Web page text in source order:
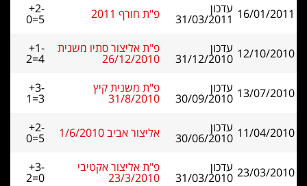
16/01/2011 עדכון
31/03/2011 פ"ת חורף 2011 +2-
0=5
12/10/2010 עדכון
31/12/2010
פ"ת אליצור סתיו משנית
26/12/2010
+1-
2=4
13/07/2010 עדכון
30/09/2010
פ"ת משנית קיץ
31/8/2010
+3-
1=3
11/04/2010 עדכון
30/06/2010 אליצור אביב 1/6/2010 +2-
0=5
23/03/2010 עדכון
31/03/2010
פ"ת אליצור אקטיבי
23/3/2010
+3-
2=0